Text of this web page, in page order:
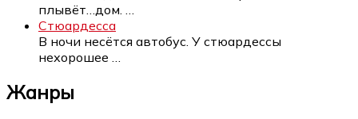
плывёт…дом.
Стюардесса
В ночи несётся автобус. У стюардессы
нехорошее
Жанры